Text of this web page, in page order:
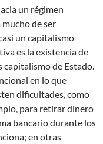
un régimen
de ser
un capitalismo
es la existencia de
de Estado.
en lo que
dificultades, como
para retirar dinero
bancario durante los
en otras